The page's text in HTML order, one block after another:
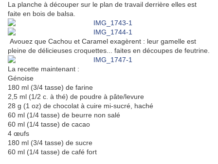
La planche à découper sur le plan de travail derrière elles est
faite en bois de balsa.
Avouez que Cachou et Caramel exagèrent : leur gamelle est
pleine de délicieuses croquettes... faites en découpes de feutrine.
La recette maintenant :
Génoise
180 ml (3/4 tasse) de farine
2,5 ml (1/2 c. à thé) de poudre à pâte/levure
28 g (1 oz) de chocolat à cuire mi-sucré, haché
60 ml (1/4 tasse) de beurre non salé
60 ml (1/4 tasse) de cacao
4 œufs
180 ml (3/4 tasse) de sucre
60 ml (1/4 tasse) de café fort